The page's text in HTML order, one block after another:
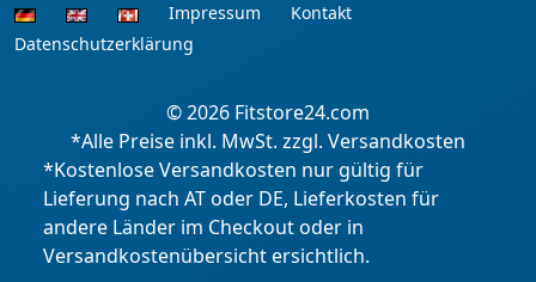
Impressum
Kontakt
Datenschutzerklärung
© 2026 Fitstore24.com
*Alle Preise inkl. MwSt. zzgl. Versandkosten
*Kostenlose Versandkosten nur gültig für
Lieferung nach AT oder DE, Lieferkosten für
andere Länder im Checkout oder in
Versandkostenübersicht ersichtlich.